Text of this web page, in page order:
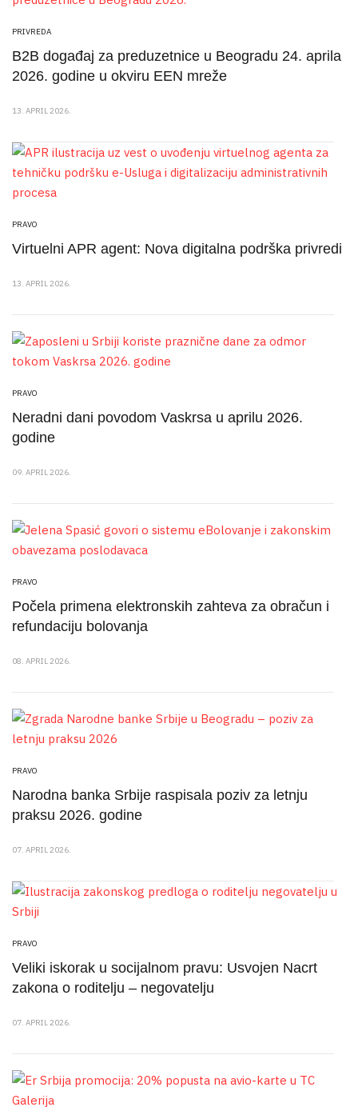
PRIVREDA
B2B događaj za preduzetnice u Beogradu 24. aprila
2026. godine u okviru EEN mreže
13. APRIL 2026.
PRAVO
Virtuelni APR agent: Nova digitalna podrška privredi
13. APRIL 2026.
PRAVO
Neradni dani povodom Vaskrsa u aprilu 2026.
godine
09. APRIL 2026.
PRAVO
Počela primena elektronskih zahteva za obračun i
refundaciju bolovanja
08. APRIL 2026.
PRAVO
Narodna banka Srbije raspisala poziv za letnju
praksu 2026. godine
07. APRIL 2026.
PRAVO
Veliki iskorak u socijalnom pravu: Usvojen Nacrt
zakona o roditelju – negovatelju
07. APRIL 2026.